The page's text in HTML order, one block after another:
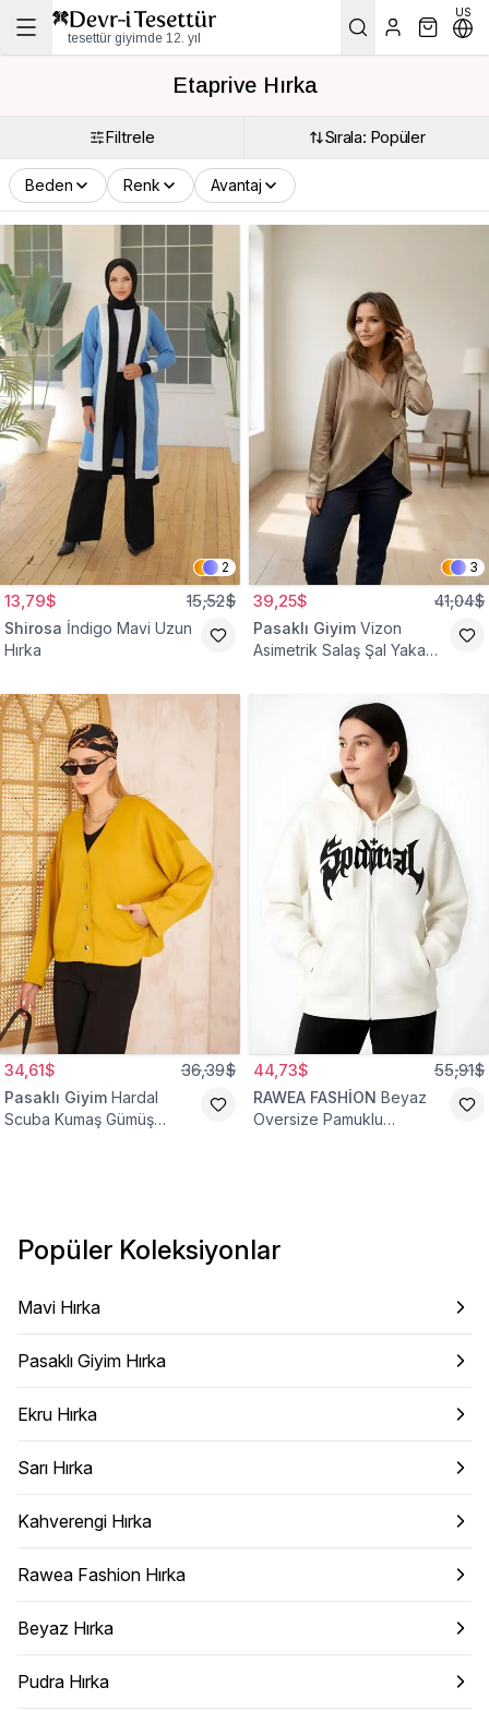
tesettür giyimde 12. yıl
US
Etaprive Hırka
Filtrele Sırala: Popüler
Beden Renk Avantaj
2
13,79$ 15,52$
Shirosa İndigo Mavi Uzun
Hırka
3
39,25$ 41,04$
Pasaklı Giyim Vizon
Asimetrik Salaş Şal Yaka
34,61$ 36,39$
Pasaklı Giyim Hardal
Scuba Kumaş Gümüş
44,73$ 55,91$
RAWEA FASHİON Beyaz
Oversize Pamuklu
Popüler Koleksiyonlar
Mavi Hırka
Pasaklı Giyim Hırka
Ekru Hırka
Sarı Hırka
Kahverengi Hırka
Rawea Fashion Hırka
Beyaz Hırka
Pudra Hırka